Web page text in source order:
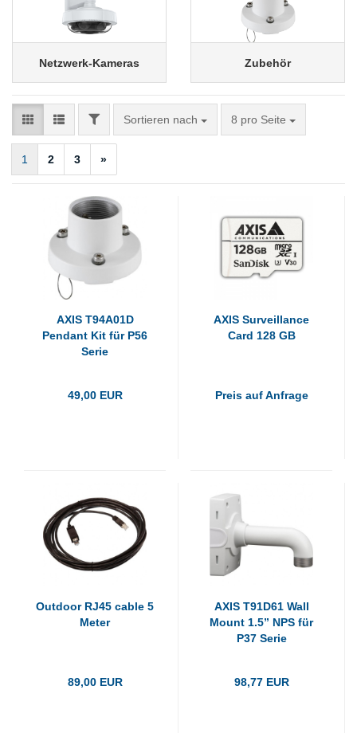
Netzwerk-Kameras Zubehör
FILTERSortieren nach
Sortieren nach 8 pro Seite
pro Seite
1 2 3 »
AXIS T94A01D
Pendant Kit für P56
Serie
49,00 EUR
AXIS Surveillance
Card 128 GB
Preis auf Anfrage
Outdoor RJ45 cable 5
Meter
89,00 EUR
AXIS T91D61 Wall
Mount 1.5” NPS für
P37 Serie
98,77 EUR